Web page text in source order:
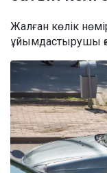
Жалған көлік
ұйымдастырушы